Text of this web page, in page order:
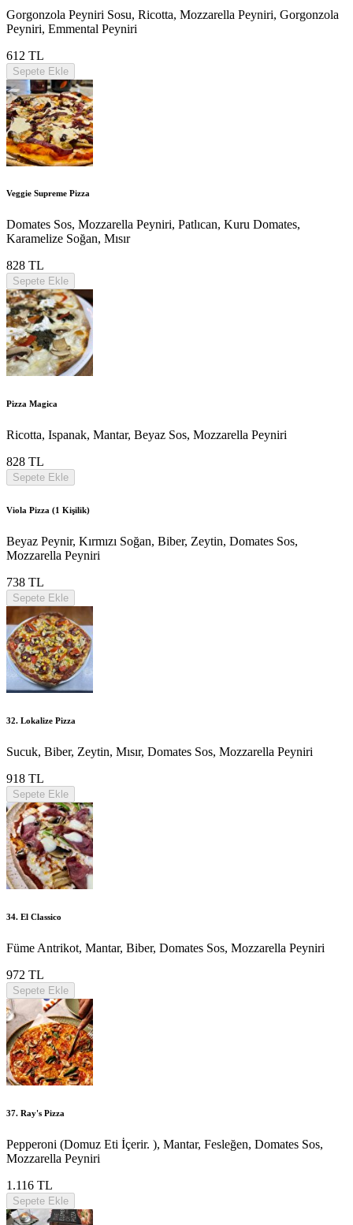
Gorgonzola Peyniri Sosu, Ricotta, Mozzarella Peyniri, Gorgonzola
Peyniri, Emmental Peyniri
612 TL
Sepete Ekle
Veggie Supreme Pizza
Domates Sos, Mozzarella Peyniri, Patlıcan, Kuru Domates,
Karamelize Soğan, Mısır
828 TL
Sepete Ekle
Pizza Magica
Ricotta, Ispanak, Mantar, Beyaz Sos, Mozzarella Peyniri
828 TL
Sepete Ekle
Viola Pizza (1 Kişilik)
Beyaz Peynir, Kırmızı Soğan, Biber, Zeytin, Domates Sos,
Mozzarella Peyniri
738 TL
Sepete Ekle
32. Lokalize Pizza
Sucuk, Biber, Zeytin, Mısır, Domates Sos, Mozzarella Peyniri
918 TL
Sepete Ekle
34. El Classico
Füme Antrikot, Mantar, Biber, Domates Sos, Mozzarella Peyniri
972 TL
Sepete Ekle
37. Ray's Pizza
Pepperoni (Domuz Eti İçerir. ), Mantar, Fesleğen, Domates Sos,
Mozzarella Peyniri
1.116 TL
Sepete Ekle